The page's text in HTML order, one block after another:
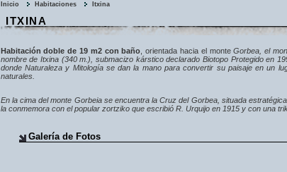
Inicio Habitaciones Itxina
ITXINA
Habitación doble de 19 m2 con baño orientada hacia el monteGorbea, el
nombre de Itxina (340 m.), submacizo kárstico declarado Biotopo Protegido en
donde Naturaleza y Mitología se dan la mano para convertir su paisaje en un
naturales.
En la cima del monte Gorbeia se encuentra la Cruz del Gorbea, situada
la conmemora con el popular zortziko que escribió R. Urquijo en 1915 y con una
Galería de Fotos